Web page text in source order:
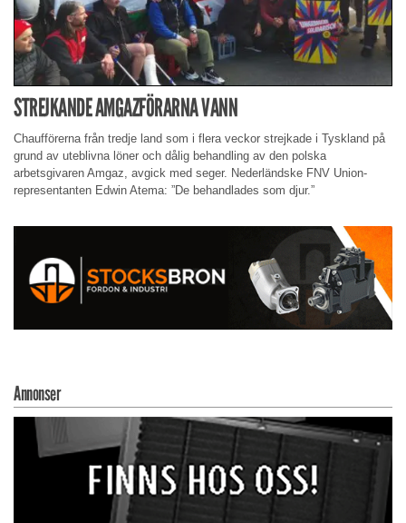
STREJKANDE AMGAZFÖRARNA VANN
Chaufförerna från tredje land som i flera veckor strejkade i Tyskland på
grund av uteblivna löner och dålig behandling av den polska
arbetsgivaren Amgaz, avgick med seger. Nederländske FNV Union-
representanten Edwin Atema: ”De behandlades som djur.”
Annonser